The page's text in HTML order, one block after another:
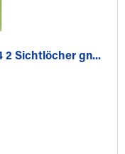
2 Sichtlöcher gn...